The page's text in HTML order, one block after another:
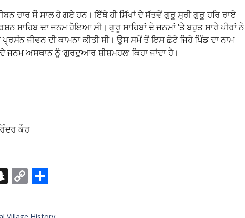
ਚਾਰ ਸੌ ਸਾਲ ਹੋ ਗਏ ਹਨ। ਇੱਥੇ ਹੀ ਸਿੱਖਾਂ ਦੇ ਸੱਤਵੇਂ ਗੁਰੂ ਸ੍ਰੀ ਗੁਰੂ ਹਰਿ ਰਾਏ
ਸਾਹਿਬ ਦਾ ਜਨਮ ਹੋਇਆ ਸੀ। ਗੁਰੂ ਸਾਹਿਬਾਂ ਦੇ ਜਨਮਾਂ ’ਤੇ ਬਹੁਤ ਸਾਰੇ ਪੀਰਾਂ ਨੇ
ਜੀਵਨ ਦੀ ਕਾਮਨਾ ਕੀਤੀ ਸੀ। ਉਸ ਸਮੇਂ ਤੋਂ ਇਸ ਛੋਟੇ ਜਿਹੇ ਪਿੰਡ ਦਾ ਨਾਮ
ਜਨਮ ਅਸਥਾਨ ਨੂੰ ‘ਗੁਰਦੁਆਰ ਸ਼ੀਸ਼ਮਹਲ’ ਕਿਹਾ ਜਾਂਦਾ ਹੈ।
ਕੌਰ
S
a
C